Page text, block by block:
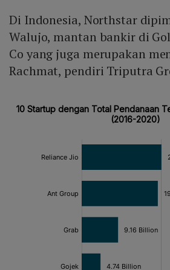
Di Indonesia, Northstar
Walujo, mantan bankir di
Co yang juga merupakan
Rachmat, pendiri Triputra